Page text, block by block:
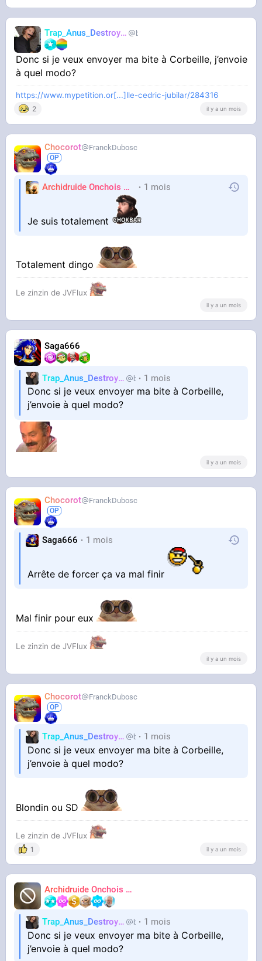
Trap_Anus_Destroyer
Donc si je veux envoyer ma bite à Corbeille, j’envoie
à quel modo?
https://www.mypetition.or[...]lle-cedric-jubilar/284316
2 il y a un mois
Chocorot FranckDubosc
Archidruide Onchois
🍀️🌩️🐻️James
1 mois
Je suis totalement
Totalement dingo
Le zinzin de JVFlux
il y a un mois
Saga666
Trap_Anus_Destroyer blinkb29 1 mois
Donc si je veux envoyer ma bite à Corbeille,
j’envoie à quel modo?
il y a un mois
Chocorot FranckDubosc
Saga666 1 mois
Arrête de forcer ça va mal finir
Mal finir pour eux
Le zinzin de JVFlux
il y a un mois
Chocorot FranckDubosc
Trap_Anus_Destroyer blinkb29 1 mois
Donc si je veux envoyer ma bite à Corbeille,
j’envoie à quel modo?
Blondin ou SD
Le zinzin de JVFlux
1 il y a un mois
Archidruide Onchois
🍀️🌩️🐻️
Trap_Anus_Destroyer blinkb29 1 mois
Donc si je veux envoyer ma bite à Corbeille,
j’envoie à quel modo?